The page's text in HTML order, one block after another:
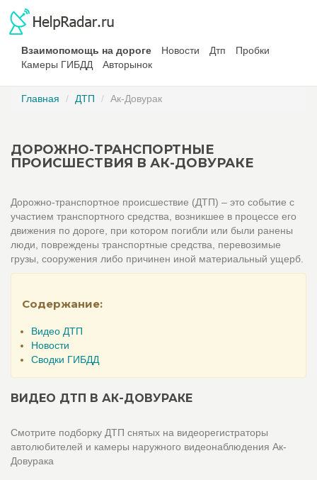
Взаимопомощь на дороге Новости Дтп
Пробки
Камеры ГИБДД
Авторынок
Главная ДТП Ак-Довурак
ДОРОЖНО-ТРАНСПОРТНЫЕ
ПРОИСШЕСТВИЯ В АК-ДОВУРАКЕ
Дорожно-транспортное происшествие (ДТП) – это событие с
участием транспортного средства, возникшее в процессе его
движения по дороге, при котором погибли или были ранены
люди, повреждены транспортные средства, перевозимые
грузы, сооружения либо причинен иной материальный ущерб.
Содержание:
Видео ДТП
Новости
Сводки ГИБДД
ВИДЕО ДТП В АК-ДОВУРАКЕ
Смотрите подборку ДТП снятых на видеорегистраторы
автолюбителей и камеры наружного видеонаблюдения Ак-
Довурака